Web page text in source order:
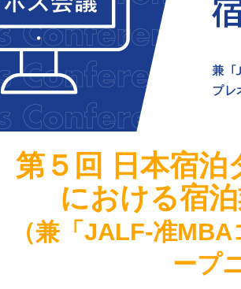
第５回 日本宿泊
における宿
（兼「JALF-准
ープ